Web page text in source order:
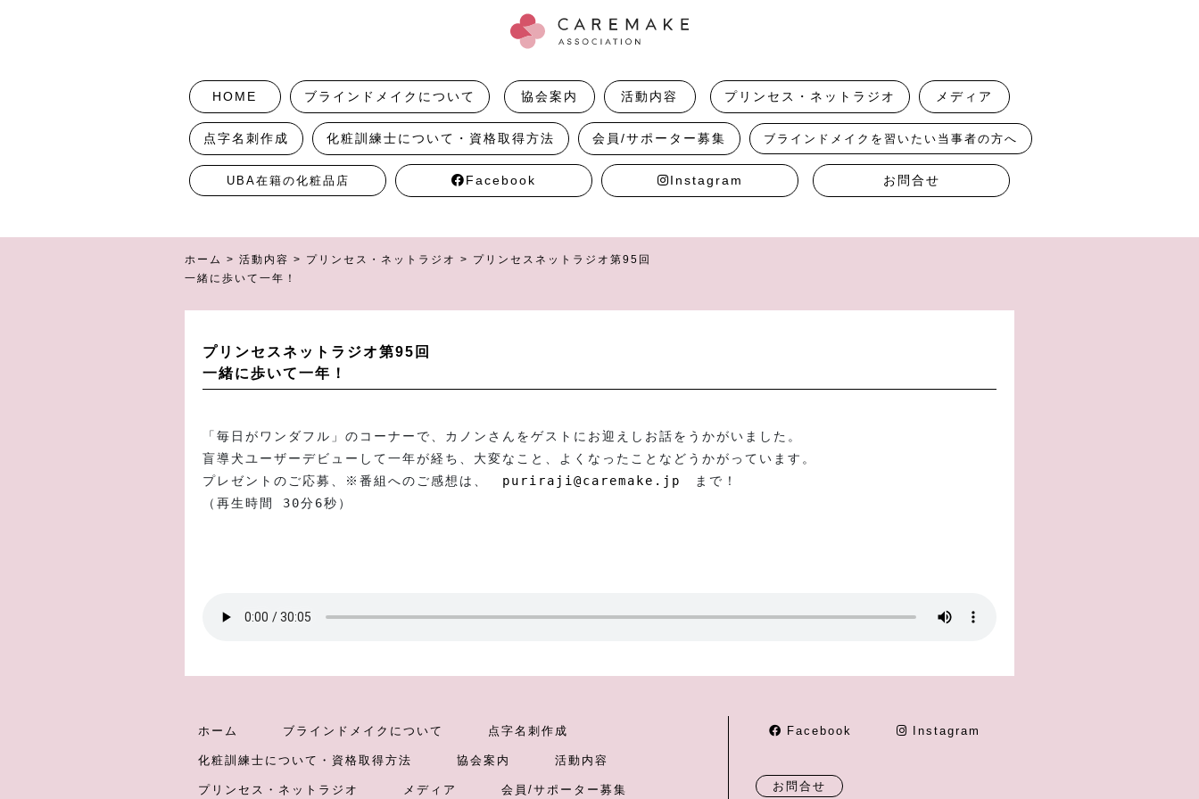
HOME ブラインドメイクについて 協会案内 活動内容 プリンセス・ネットラジオ メディア
点字名刺作成 化粧訓練士について・資格取得方法 会員/サポーター募集 ブラインドメイクを習いたい当事者の方へ
UBA在籍の化粧品店 Facebook Instagram お問合せ
ホーム > 活動内容 > プリンセス・ネットラジオ > プリンセスネットラジオ第95回
一緒に歩いて一年！
プリンセスネットラジオ第95回
一緒に歩いて一年！
「毎日がワンダフル」のコーナーで、カノンさんをゲストにお迎えしお話をうかがいました。
盲導犬ユーザーデビューして一年が経ち、大変なこと、よくなったことなどうかがっています。
プレゼントのご応募、※番組へのご感想は、 puriraji@caremake.jp
まで！
（再生時間 30分6秒）
ホーム ブラインドメイクについて 点字名刺作成
化粧訓練士について・資格取得方法 協会案内 活動内容
プリンセス・ネットラジオ メディア 会員/サポーター募集
Facebook Instagram
お問合せ